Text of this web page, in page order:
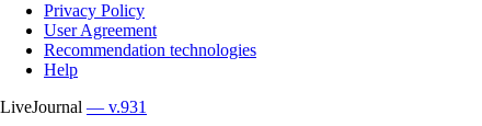
Privacy Policy
User Agreement
Recommendation technologies
Help
LiveJournal — v.931